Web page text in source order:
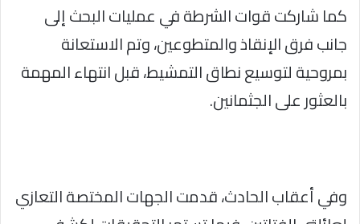
كما شاركت قوات الشرطة في عمليات البحث إلى
جانب فرق الإنقاذ والمتطوعين، وتم الاستعانة
بمروحية لتوسيع نطاق التمشيط، قبل انتهاء المهمة
بالعثور على الجثمانين.
وفي أعقاب الحادث، قدمت الجهات المختصة التعازي